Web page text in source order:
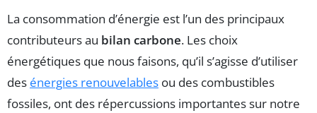
La consommation d’énergie est l’un des principaux
contributeurs au bilan carbone. Les choix
énergétiques que nous faisons, qu’il s’agisse d’utiliser
des énergies renouvelables ou des combustibles
fossiles, ont des répercussions importantes sur notre